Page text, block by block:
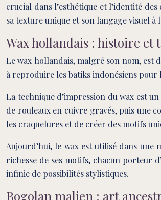
crucial dans l’esthétique et l’identité
sa texture unique et son langage visuel
Wax hollandais : histoire et
Le wax hollandais, malgré son nom, est
à reproduire les batiks indonésiens
La technique d’impression du wax est
de rouleaux en cuivre gravés, puis une
les craquelures et de créer des motifs
Aujourd’hui, le wax est utilisé dans une
richesse de ses motifs, chacun porteur
infinie de possibilités stylistiques.
Bogolan malien : art